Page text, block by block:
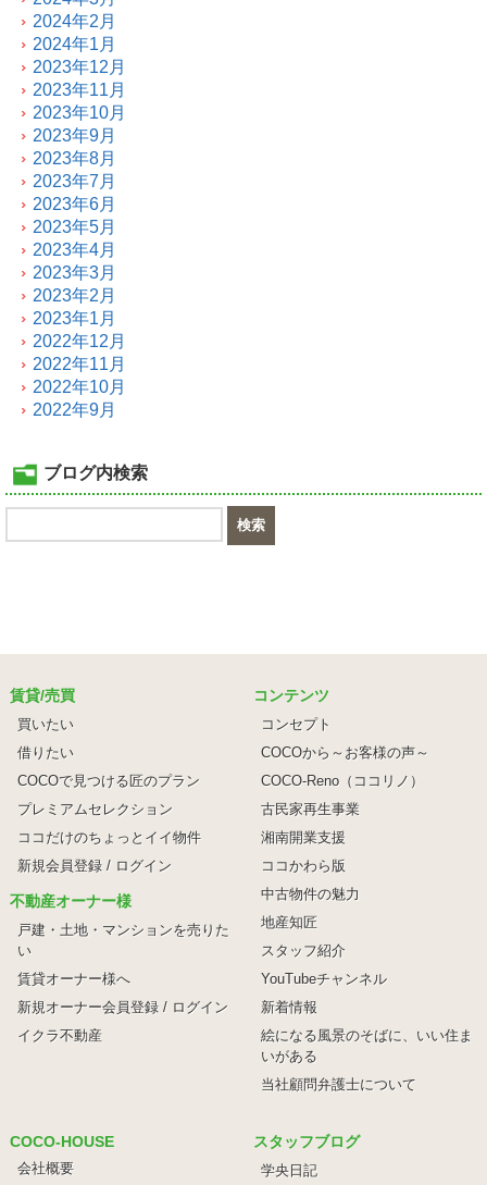
2024年2月
2024年1月
2023年12月
2023年11月
2023年10月
2023年9月
2023年8月
2023年7月
2023年6月
2023年5月
2023年4月
2023年3月
2023年2月
2023年1月
2022年12月
2022年11月
2022年10月
2022年9月
ブログ内検索
賃貸/売買
買いたい
借りたい
COCOで見つける匠のプラン
プレミアムセレクション
ココだけのちょっとイイ物件
新規会員登録 / ログイン
不動産オーナー様
戸建・土地・マンションを売りた
い
賃貸オーナー様へ
新規オーナー会員登録 / ログイン
イクラ不動産
コンテンツ
コンセプト
COCOから～お客様の声～
COCO-Reno（ココリノ）
古民家再生事業
湘南開業支援
ココかわら版
中古物件の魅力
地産知匠
スタッフ紹介
YouTubeチャンネル
新着情報
絵になる風景のそばに、 いい住ま
いがある
当社顧問弁護士について
COCO-HOUSE
会社概要
スタッフブログ
学央日記